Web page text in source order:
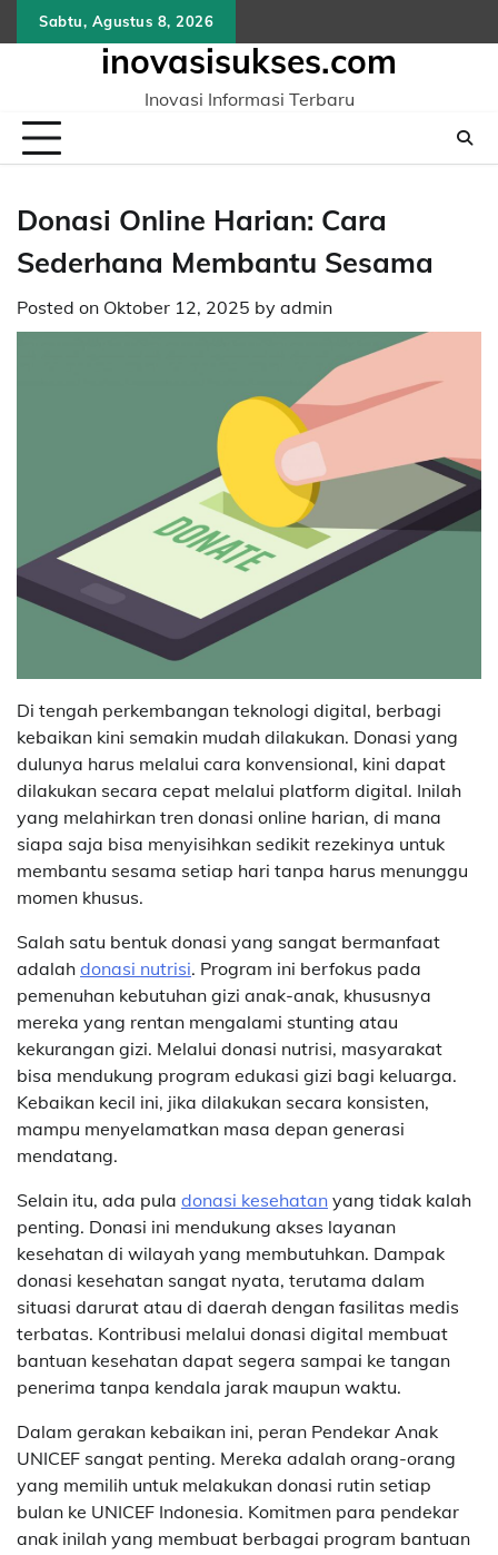
to
Sabtu, Agustus 8, 2026
inovasisukses.com
Inovasi Informasi Terbaru
Donasi Online Harian: Cara
Sederhana Membantu Sesama
Posted on Oktober 12, 2025 by admin
Di tengah perkembangan teknologi digital, berbagi
kebaikan kini semakin mudah dilakukan. Donasi yang
dulunya harus melalui cara konvensional, kini dapat
dilakukan secara cepat melalui platform digital. Inilah
yang melahirkan tren donasi online harian, di mana
siapa saja bisa menyisihkan sedikit rezekinya untuk
membantu sesama setiap hari tanpa harus menunggu
momen khusus.
Salah satu bentuk donasi yang sangat bermanfaat
adalah donasi nutrisi. Program ini berfokus pada
pemenuhan kebutuhan gizi anak-anak, khususnya
mereka yang rentan mengalami stunting atau
kekurangan gizi. Melalui donasi nutrisi, masyarakat
bisa mendukung program edukasi gizi bagi keluarga.
Kebaikan kecil ini, jika dilakukan secara konsisten,
mampu menyelamatkan masa depan generasi
mendatang.
Selain itu, ada pula donasi kesehatan yang tidak kalah
penting. Donasi ini mendukung akses layanan
kesehatan di wilayah yang membutuhkan. Dampak
donasi kesehatan sangat nyata, terutama dalam
situasi darurat atau di daerah dengan fasilitas medis
terbatas. Kontribusi melalui donasi digital membuat
bantuan kesehatan dapat segera sampai ke tangan
penerima tanpa kendala jarak maupun waktu.
Dalam gerakan kebaikan ini, peran Pendekar Anak
UNICEF sangat penting. Mereka adalah orang-orang
yang memilih untuk melakukan donasi rutin setiap
bulan ke UNICEF Indonesia. Komitmen para pendekar
anak inilah yang membuat berbagai program bantuan